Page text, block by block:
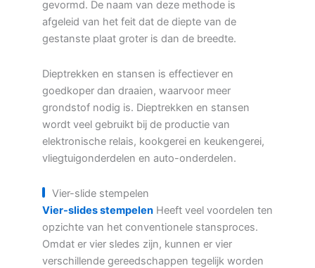
gevormd. De naam van deze methode is
afgeleid van het feit dat de diepte van de
gestanste plaat groter is dan de breedte.
Dieptrekken en stansen is effectiever en
goedkoper dan draaien, waarvoor meer
grondstof nodig is. Dieptrekken en stansen
wordt veel gebruikt bij de productie van
elektronische relais, kookgerei en keukengerei,
vliegtuigonderdelen en auto-onderdelen.
Vier-slide stempelen
Vier-slides stempelen Heeft veel voordelen ten
opzichte van het conventionele stansproces.
Omdat er vier sledes zijn, kunnen er vier
verschillende gereedschappen tegelijk worden